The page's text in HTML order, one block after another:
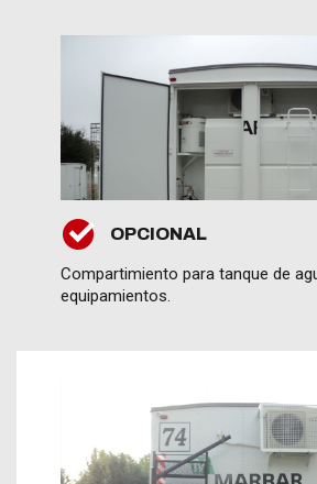
OPCIONAL
Compartimiento para tanque de
equipamientos.